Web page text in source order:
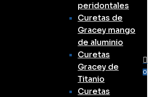
0
peridontales
Curetas de
Gracey mango
de aluminio
Curetas
Gracey de
Titanio
Curetas